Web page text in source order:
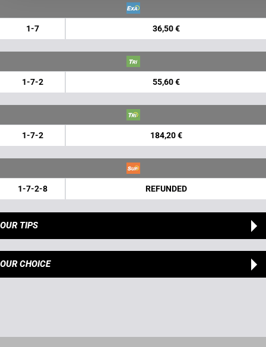
1-7 36,50 €
1-7-2 55,60 €
1-7-2 184,20 €
1-7-2-8 REFUNDED
OUR TIPS
OUR CHOICE